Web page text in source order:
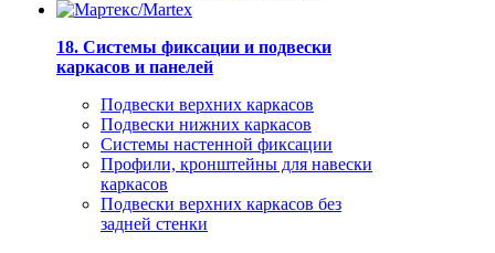
18. Системы фиксации и подвески
каркасов и панелей
Подвески верхних каркасов
Подвески нижних каркасов
Системы настенной фиксации
Профили, кронштейны для навески
каркасов
Подвески верхних каркасов без
задней стенки